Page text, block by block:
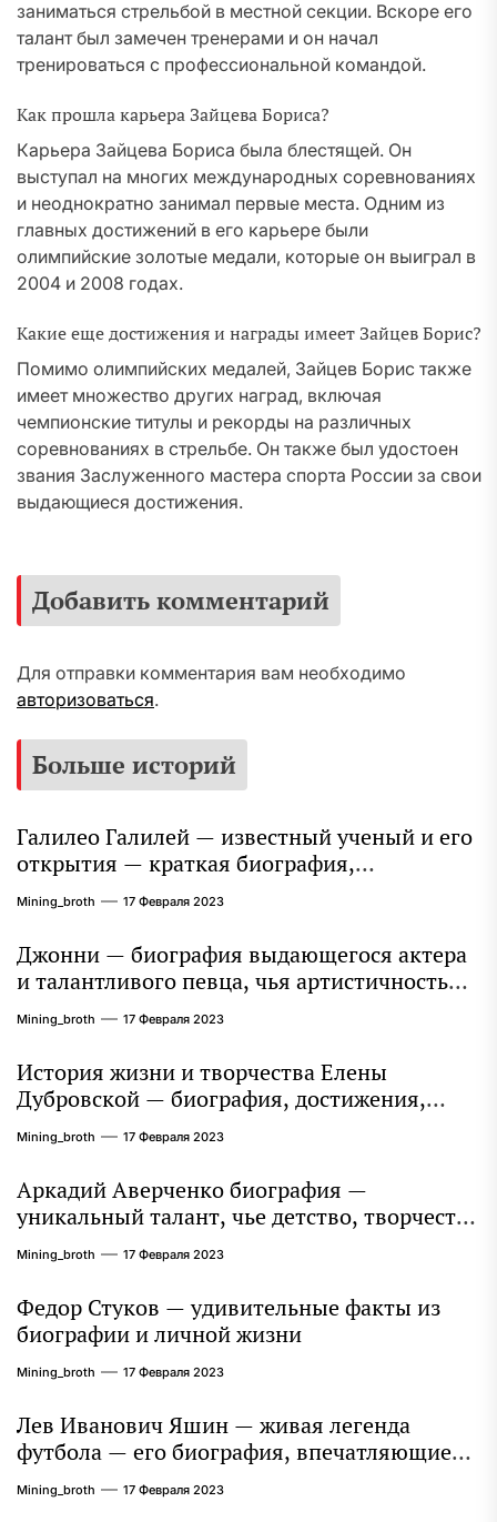
заниматься стрельбой в местной секции. Вскоре его
талант был замечен тренерами и он начал
тренироваться с профессиональной командой.
Как прошла карьера Зайцева Бориса?
Карьера Зайцева Бориса была блестящей. Он
выступал на многих международных соревнованиях
и неоднократно занимал первые места. Одним из
главных достижений в его карьере были
олимпийские золотые медали, которые он выиграл в
2004 и 2008 годах.
Какие еще достижения и награды имеет Зайцев Борис?
Помимо олимпийских медалей, Зайцев Борис также
имеет множество других наград, включая
чемпионские титулы и рекорды на различных
соревнованиях в стрельбе. Он также был удостоен
звания Заслуженного мастера спорта России за свои
выдающиеся достижения.
Добавить комментарий
Для отправки комментария вам необходимо
авторизоваться.
Больше историй
Галилео Галилей — известный ученый и его
открытия — краткая биография,
достижения и вклад в науку
Mining_broth 17 Февраля 2023
Джонни — биография выдающегося актера
и талантливого певца, чья артистичность
захватывает миллионы сердец
Mining_broth 17 Февраля 2023
История жизни и творчества Елены
Дубровской — биография, достижения,
интересные факты
Mining_broth 17 Февраля 2023
Аркадий Аверченко биография —
уникальный талант, чье детство, творчество
и литературное наследие продолжают
восхищать миллионы
Mining_broth 17 Февраля 2023
Федор Стуков — удивительные факты из
биографии и личной жизни
Mining_broth 17 Февраля 2023
Лев Иванович Яшин — живая легенда
футбола — его биография, впечатляющие
достижения и интересная личная жизнь
Mining_broth 17 Февраля 2023